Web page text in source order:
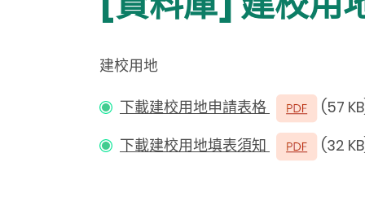
建校用地
下載建校用地申請表格
(57
下載建校用地填表須知
(32